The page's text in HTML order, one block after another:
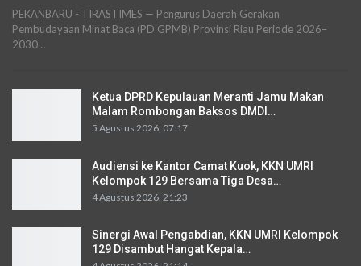
PEKANBARU - TIRASTIMES — Pengurus Daerah Gerakan
Pembudayaan Minat Baca (PD GPMB) Provinsi Riau Periode 2026–
2030…
Ketua DPRD Kepulauan Meranti Jamu Makan
Malam Rombongan Baksos DMDI…
5 Agustus 2026, 07:17
Audiensi ke Kantor Camat Kuok, KKN UMRI
Kelompok 129 Bersama Tiga Desa…
4 Agustus 2026, 21:23
Sinergi Awal Pengabdian, KKN UMRI Kelompok
129 Disambut Hangat Kepala…